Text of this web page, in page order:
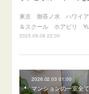
東京 御茶ノ水 ハワイア
＆スクール ホアピリ
2025.09.08 22:00
2026.02.03 01:00
マンションの一室全